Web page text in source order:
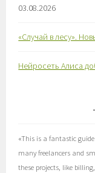
03.08.2026
«Случай в лесу».
Нейросеть Алиса
«This is a fantastic
many freelancers and
these projects, like